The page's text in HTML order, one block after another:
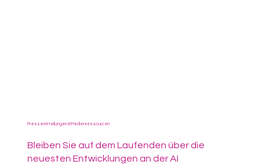
Pressemitteilungen & Medienressourcen
Bleiben Sie auf dem Laufenden über die
neuesten Entwicklungen an der AI